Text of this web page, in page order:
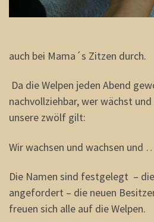
auch bei Mama´s Zitzen durch.
Da die Welpen jeden Abend
nachvollziehbar, wer wächst
unsere zwölf gilt:
Wir wachsen und wachsen
Die Namen sind festgelegt –
angefordert – die neuen
freuen sich alle auf die Welpen.